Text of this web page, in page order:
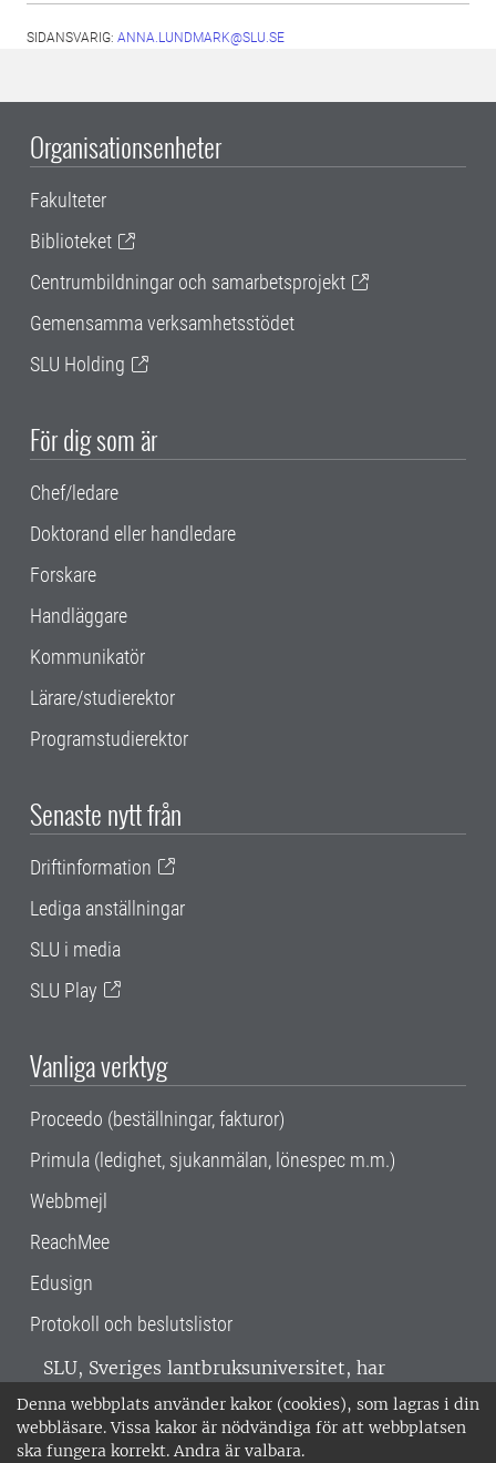
Denna webbplats använder kakor (cookies), som lagras i din
webbläsare. Vissa kakor är nödvändiga för att webbplatsen
ska fungera korrekt. Andra är valbara.
SIDANSVARIG: ANNA.LUNDMARK@SLU.SE
Organisationsenheter
Fakulteter
Biblioteket
Centrumbildningar och samarbetsprojekt
Gemensamma verksamhetsstödet
SLU Holding
För dig som är
Chef/ledare
Doktorand eller handledare
Forskare
Handläggare
Kommunikatör
Lärare/studierektor
Programstudierektor
Senaste nytt från
Driftinformation
Lediga anställningar
SLU i media
SLU Play
Vanliga verktyg
Proceedo (beställningar, fakturor)
Primula (ledighet, sjukanmälan, lönespec m.m.)
Webbmejl
ReachMee
Edusign
Protokoll och beslutslistor
SLU, Sveriges lantbruksuniversitet, har
verksamhet över hela Sverige. Huvudorter är
Alnarp, Uppsala och Umeå.SLU är
miljöcertifierat enligt ISO 14001. •